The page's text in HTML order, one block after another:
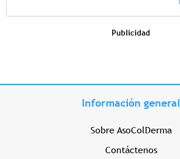
Publicidad
Información general
Sobre AsoColDerma
Contáctenos